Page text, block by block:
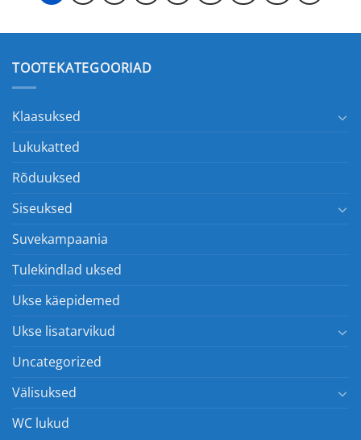
TOOTEKATEGOORIAD
Klaasuksed
Lukukatted
Rõduuksed
Siseuksed
Suvekampaania
Tulekindlad uksed
Ukse käepidemed
Ukse lisatarvikud
Uncategorized
Välisuksed
WC lukud